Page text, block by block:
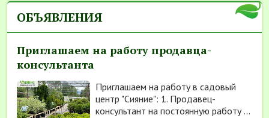
ОБЪЯВЛЕНИЯ
Приглашаем на работу продавца-
консультанта
Приглашаем на работу в садовый
центр "Сияние": 1. Продавец-
консультант на постоянную работу ...